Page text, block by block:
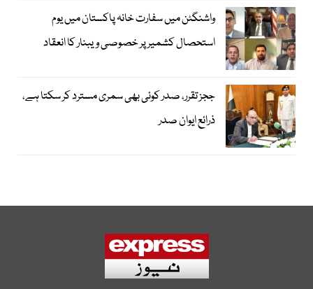
واشنگٹن میں سفارت خانہ پاکستان میں یوم
استحصال کشمیر پر خصوصی ویبنار کا انعقاد
ججز تقرر، صدر کوئی بھی سمری مسترد کر سکتا ہے،
ذرائع ایوان صدر